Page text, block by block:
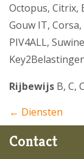
Octopus, Citrix,
Gouw IT,
PIV4ALL,
Rijbewijs B, C,
← Diensten
Contact